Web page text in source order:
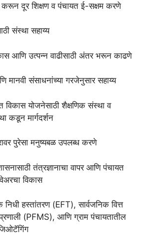
करून दूर शिक्षण व पंचायत ई-सक्षम करणे
संस्था सहाय्य
आणि उत्पन्न वाढीसाठी अंतर भरून काढणे
मानवी संसाधनांच्या गरजेनुसार सहाय्य
विकास योजनेसाठी शैक्षणिक संस्था व
कडून मार्गदर्शन
पुरेसा मनुष्यबळ उपलब्ध करणे
तंत्रज्ञानाचा वापर आणि पंचायत
विकास
निधी हस्तांतरण (EFT), सार्वजनिक वित्त
(PFMS), आणि ग्राम पंचायतातील